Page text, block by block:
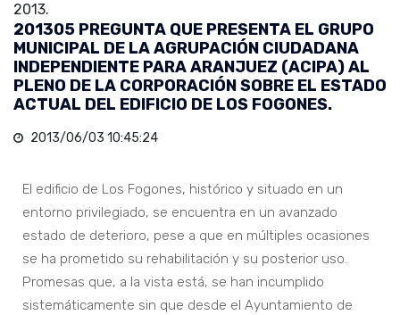
2013.
201305 PREGUNTA QUE PRESENTA EL GRUPO
MUNICIPAL DE LA AGRUPACIÓN CIUDADANA
INDEPENDIENTE PARA ARANJUEZ (ACIPA) AL
PLENO DE LA CORPORACIÓN SOBRE EL ESTADO
ACTUAL DEL EDIFICIO DE LOS FOGONES.
2013/06/03 10:45:24
El edificio de Los Fogones, histórico y situado en un
entorno privilegiado, se encuentra en un avanzado
estado de deterioro, pese a que en múltiples ocasiones
se ha prometido su rehabilitación y su posterior uso.
Promesas que, a la vista está, se han incumplido
sistemáticamente sin que desde el Ayuntamiento de